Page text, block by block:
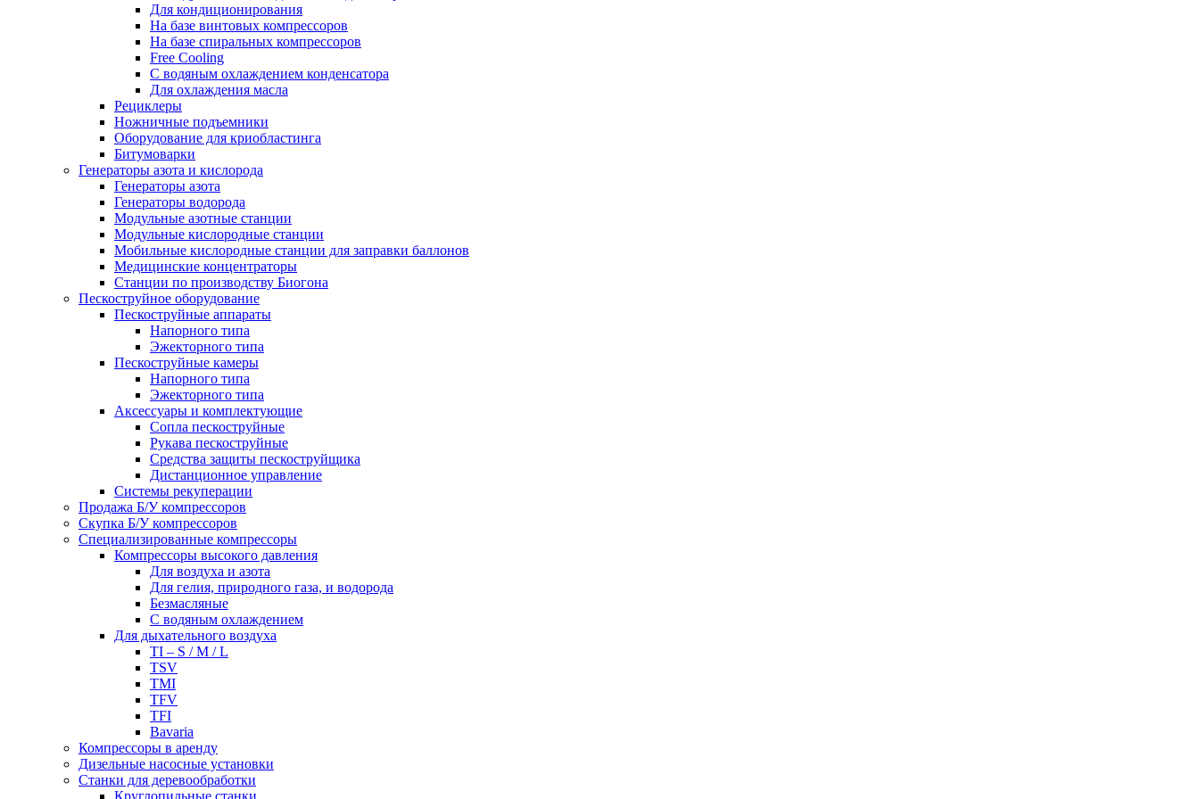
Для кондиционирования
На базе винтовых компрессоров
На базе спиральных компрессоров
Free Cooling
С водяным охлаждением конденсатора
Для охлаждения масла
Рециклеры
Ножничные подъемники
Оборудование для криобластинга
Битумоварки
Генераторы азота и кислорода
Генераторы азота
Генераторы водорода
Модульные азотные станции
Модульные кислородные станции
Мобильные кислородные станции для заправки баллонов
Медицинские концентраторы
Станции по производству Биогона
Пескоструйное оборудование
Пескоструйные аппараты
Напорного типа
Эжекторного типа
Пескоструйные камеры
Напорного типа
Эжекторного типа
Аксессуары и комплектующие
Сопла пескоструйные
Рукава пескоструйные
Средства защиты пескоструйщика
Дистанционное управление
Системы рекуперации
Продажа Б/У компрессоров
Скупка Б/У компрессоров
Специализированные компрессоры
Компрессоры высокого давления
Для воздуха и азота
Для гелия, природного газа, и водорода
Безмасляные
С водяным охлаждением
Для дыхательного воздуха
TI – S / M / L
TSV
TMI
TFV
TFI
Bavaria
Компрессоры в аренду
Дизельные насосные установки
Станки для деревообработки
Круглопильные станки